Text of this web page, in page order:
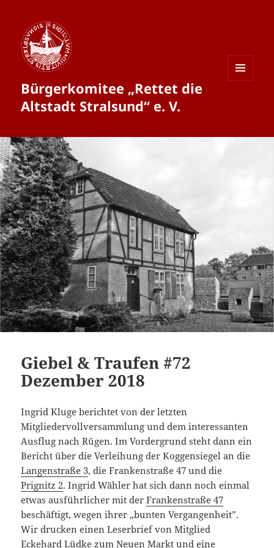
Bürgerkomitee „Rettet die
Altstadt Stralsund“ e. V.
Giebel & Traufen #72
Dezember 2018
Ingrid Kluge berichtet von der letzten
Mitgliedervollversammlung und dem interessanten
Ausflug nach Rügen. Im Vordergrund steht dann ein
Bericht über die Verleihung der Koggensiegel an die
Langenstraße 3, die Frankenstraße 47 und die
Prignitz 2. Ingrid Wähler hat sich dann noch einmal
etwas ausführlicher mit derFrankenstraße 47
beschäftigt, wegen ihrer „bunten Vergangenheit”.
Wir drucken einen Leserbrief von Mitglied
Eckehard Lüdke zum Neuen Markt und eine